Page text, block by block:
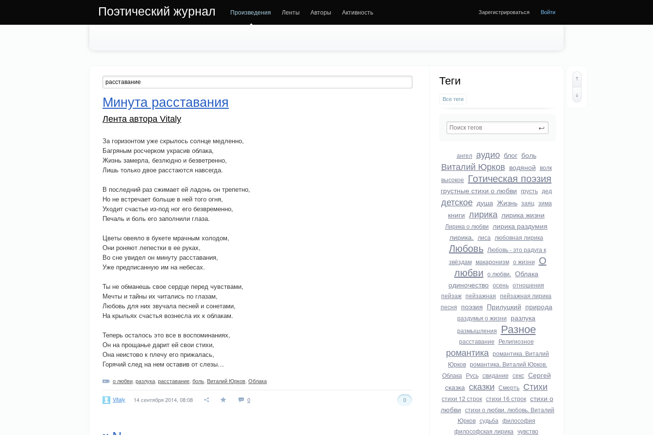
Поэтический журнал Произведения Ленты Авторы Активность Зарегистрироваться Войти
Теги
Все теги
ангел аудио блог боль
Виталий Юрков водяной волк
высокое Готическая поэзия
грустные стихи о любви грусть дед
детское душа Жизнь заяц зима
книги лирика лирика жизни
Лирика о любви лирика раздумия
лирика. лиса любовная лирика
Любовь Любовь - это радуга к
звёздам макаронизм о жизни О
любви о любви. Облака
одиночество осень отношения
пейзаж пейзажная пейзажная лирика
песня поэзия Прилуцкий природа
раздумья о жизни разлука
размышления Разное
расставание Религиозное
романтика романтика. Виталий
Юрков романтика. Виталий Юрков.
Облака Русь свидание секс Сергей
сказка сказки Смерть Стихи
стихи 12 строк стихи 16 строк стихи о
любви стихи о любви. любовь. Виталий
Юрков судьба философия
философская лирика чувство
Минута расставания
Лента автора Vitaly
За горизонтом уже скрылось солнце медленно,
Багряным росчерком украсив облака,
Жизнь замерла, безлюдно и безветренно,
Лишь только двое расстаются навсегда.
В последний раз сжимает ей ладонь он трепетно,
Но не встречает больше в ней того огня,
Уходит счастье из-под ног его безвременно,
Печаль и боль его заполнили глаза.
Цветы овеяло в букете мрачным холодом,
Они роняют лепестки в ее руках,
Во сне увидел он минуту расставания,
Уже предписанную им на небесах.
Ты не обманешь свое сердце перед чувствами,
Мечты и тайны их читались по глазам,
Любовь для них звучала песней и сонетами,
На крыльях счастья вознесла их к облакам.
Теперь осталось это все в воспоминаниях,
Он на прощанье дарит ей свои стихи,
Она неистово к плечу его прижалась,
Горячий след на нем оставив от слезы…
о любви разлука расставание боль Виталий Юрков Облака
Vitaly 14 сентября 2014, 08:08 0 0